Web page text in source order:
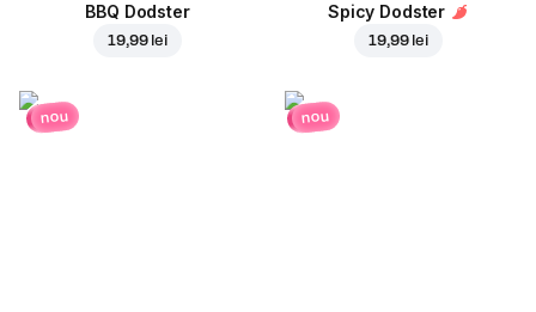
BBQ Dodster
19,99 lei
Spicy Dodster
19,99 lei
nou nou